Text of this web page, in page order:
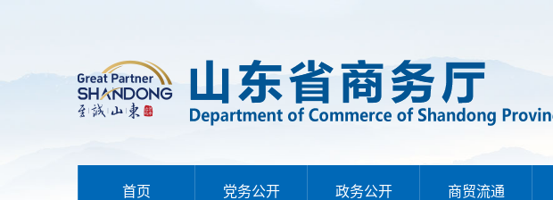
首页 党务公开 政务公开 商贸流通